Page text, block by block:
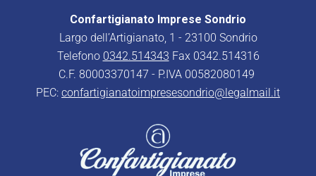
Confartigianato Imprese Sondrio
Largo dell’Artigianato, 1 - 23100 Sondrio
Telefono 0342.514343 Fax 0342.514316
C.F. 80003370147 - P.IVA 00582080149
PEC: confartigianatoimpresesondrio@legalmail.it